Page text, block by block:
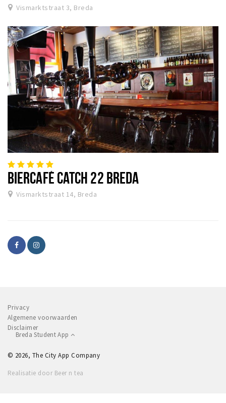
Vismarktstraat 3, Breda
BIERCAFÉ CATCH 22 BREDA
Vismarktstraat 14, Breda
Privacy
Algemene voorwaarden
Disclaimer
Breda Student App
© 2026, The City App Company
Realisatie door Beer n tea